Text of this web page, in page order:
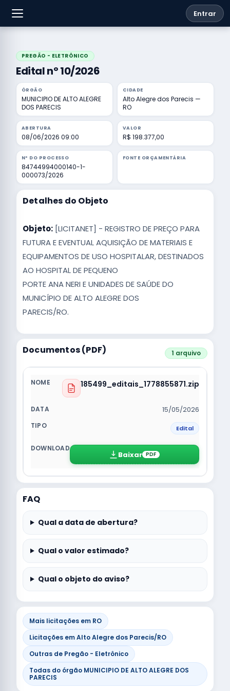
Entrar
PREGÃO - ELETRÔNICO
Edital nº 10/2026
ÓRGÃO
MUNICIPIO DE ALTO ALEGRE
DOS PARECIS
CIDADE
Alto Alegre dos Parecis —
RO
ABERTURA
08/06/2026 09:00
VALOR
R$ 198.377,00
Nº DO PROCESSO
84744994000140-1-
000073/2026
FONTE ORÇAMENTÁRIA
Detalhes do Objeto
Objeto: [LICITANET] - REGISTRO DE PREÇO PARA
FUTURA E EVENTUAL AQUISIÇÃO DE MATERIAIS E
EQUIPAMENTOS DE USO HOSPITALAR, DESTINADOS
AO HOSPITAL DE PEQUENO
PORTE ANA NERI E UNIDADES DE SAÚDE DO
MUNICÍPIO DE ALTO ALEGRE DOS
PARECIS/RO.
Documentos (PDF) 1 arquivo
185499_editais_1778855871.zip
15/05/2026
Edital
Baixar PDF
FAQ
Qual a data de abertura?
Qual o valor estimado?
Qual o objeto do aviso?
Mais licitações em RO
Licitações em Alto Alegre dos Parecis/RO
Outras de Pregão - Eletrônico
Todas do órgão MUNICIPIO DE ALTO ALEGRE DOS
PARECIS